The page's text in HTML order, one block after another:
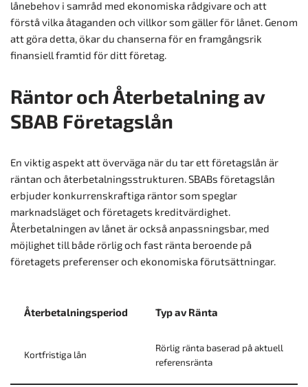
lånebehov i samråd med ekonomiska rådgivare och att
förstå vilka åtaganden och villkor som gäller för lånet. Genom
att göra detta, ökar du chanserna för en framgångsrik
finansiell framtid för ditt företag.
Räntor och Återbetalning av
SBAB Företagslån
En viktig aspekt att överväga när du tar ett företagslån är
räntan och återbetalningsstrukturen. SBABs företagslån
erbjuder konkurrenskraftiga räntor som speglar
marknadsläget och företagets kreditvärdighet.
Återbetalningen av lånet är också anpassningsbar, med
möjlighet till både rörlig och fast ränta beroende på
företagets preferenser och ekonomiska förutsättningar.
Återbetalningsperiod Typ av Ränta
Kortfristiga lån
Rörlig ränta baserad på aktuell
referensränta